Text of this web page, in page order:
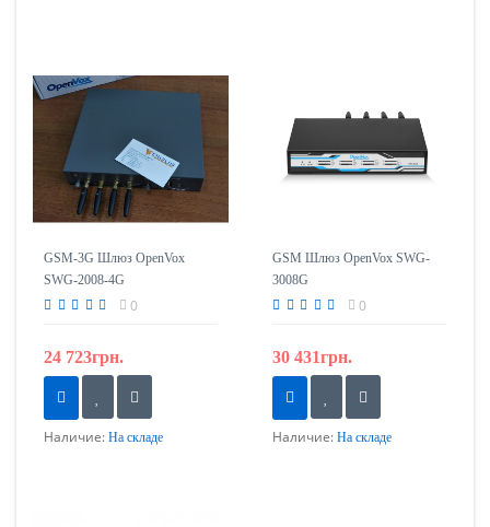
GSM-3G Шлюз OpenVox
SWG-2008-4G
0
24 723грн.
Наличие: На складе
GSM Шлюз OpenVox SWG-
3008G
0
30 431грн.
Наличие: На складе